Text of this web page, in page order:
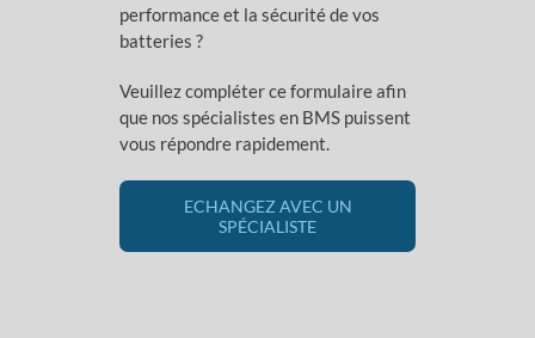
performance et la sécurité de vos
batteries ?
Veuillez compléter ce formulaire afin
que nos spécialistes en BMS puissent
vous répondre rapidement.
ECHANGEZ AVEC UN
SPÉCIALISTE